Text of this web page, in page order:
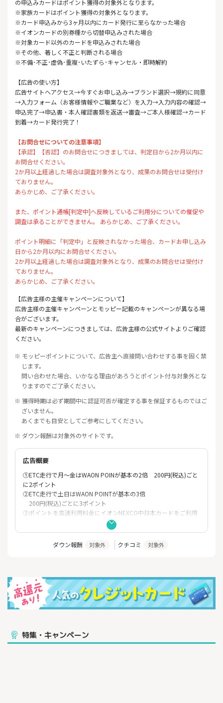
の申込みカードはポイント獲得の対象外となります。
※家族カードはポイント獲得の対象外となります。
※カード申込みから3ヶ月以内にカード発行に至らなかった場合
※イオンカードの別券種から切替申込みされた場合
※対象カード以外のカードを申込みされた場合
※その他、著しく不正と判断される場合
※不備･不正･虚偽･重複･いたずら･キャンセル・即時解約
【広告の使い方】
広告サイトへアクセス→今すぐお申し込み→ブランド選択→規約に同意
→入力フォーム（お客様情報やご職業など）を入力→入力内容の確認→
申込完了→申込書・本人確認書類を返送→審査→ご本人様確認→カード
到着→カード発行完了！
【お問合せについての注意事項】
【承認】【否認】のお問合せにつきましては、判定日から2か月以内に
お問合せください。
2か月以上経過した場合は調査対象外となり、成果のお問合せは受付け
ておりません。
あらかじめ、ご了承ください。
また、ポイント通帳[判定中]へ反映しているご利用分についての催促や
調査は承ることができません。 あらかじめ、ご了承ください。
ポイント明細に「判定中」と反映されなかった場合、カードお申し込み
日から2か月以内にお問合せください。
2か月以上経過した場合は調査対象外となり、成果のお問合せは受付け
ておりません。
あらかじめ、ご了承ください。
【広告主様の主催キャンペーンについて】
広告主様の主催キャンペーンとモッピー記載のキャンペーンが異なる場
合がございます。
最新のキャンペーンにつきましては、広告主様の公式サイトよりご確認
ください。
※ モッピーポイントについて、広告主へ直接問い合わせする事を固く禁
じます。
問い合わせた場合、いかなる理由があろうとポイント付与対象外とな
りますのでご了承ください。
※ 獲得時期は必ず期間中に認証可否が確定する事を保証するものではご
ざいません。
あくまでも目安としてご参考にしてください。
※ ダウン報酬は対象外のサイトです。
広告概要
①ETC走行で月～金はWAON POINが基本の2倍 200円(税込)ごと
に2ポイント
②ETC走行で土日はWAON POINTが基本の3倍
200円(税込)ごとに3ポイント
③ポイントを高速利用料金にイオンNEXCO中日本カードをご利用
でてたまった「WAON POINT」をETC走行（ETCマイレージサー
ビス無料通行分）に交換できます。
1,000WAON POINT → E-NEXCOポイント1,000ポイント（1,00
0円分相当）
本カードをご利用頂くと、
WAON POINTが基本の2倍たまります。※一部対象外の店舗がござ
います。
⑤お買物券200円分プレゼント
⑥イオンE-NEXCO pass ETCカード自動付帯
ダウン報酬 対象外 クチコミ 対象外
特集・キャンペーン